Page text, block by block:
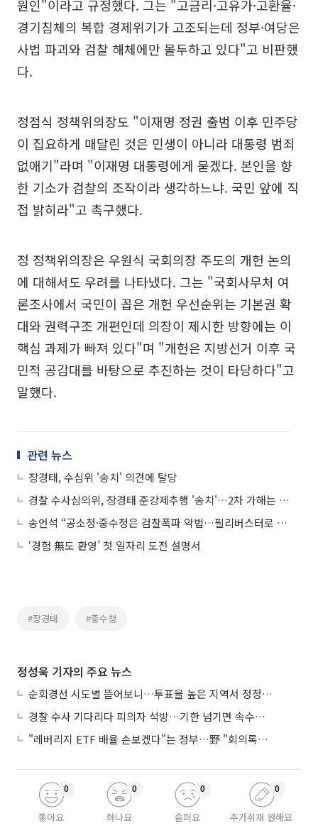
원인"이라고 규정했다. 그는 "고금리·고유가·고환율·
경기침체의 복합 경제위기가 고조되는데 정부·여당은
사법 파괴와 검찰 해체에만 몰두하고 있다"고 비판했
다.
정점식 정책위의장도 "이재명 정권 출범 이후 민주당
이 집요하게 매달린 것은 민생이 아니라 대통령 범죄
없애기"라며 "이재명 대통령에게 묻겠다. 본인을 향
한 기소가 검찰의 조작이라 생각하느냐. 국민 앞에 직
접 밝히라"고 촉구했다.
정 정책위의장은 우원식 국회의장 주도의 개헌 논의
에 대해서도 우려를 나타냈다. 그는 "국회사무처 여
론조사에서 국민이 꼽은 개헌 우선순위는 기본권 확
대와 권력구조 개편인데 의장이 제시한 방향에는 이
핵심 과제가 빠져 있다"며 "개헌은 지방선거 이후 국
민적 공감대를 바탕으로 추진하는 것이 타당하다"고
말했다.
관련 뉴스
장경태, 수심위 '송치' 의견에 탈당
경찰 수사심의위, 장경태 준강제추행 '송치'…2차 가해는 '보완 후 송치'
송언석 “공소청·중수청은 검찰폭파 악법…필리버스터로 저지”
‘경험 無도 환영’ 첫 일자리 도전 설명서
#장경태 #중수청
정성욱 기자의 주요 뉴스
순회경선 시도별 뜯어보니…투표율 높은 지역서 정청래 강세
경찰 수사 기다리다 피의자 석방…기한 넘기면 속수무책
"레버리지 ETF 배율 손보겠다"는 정부…野 "회의록부터 내놔야"
좋아요
0
화나요
0
슬퍼요
0
추가취재 원해요
0